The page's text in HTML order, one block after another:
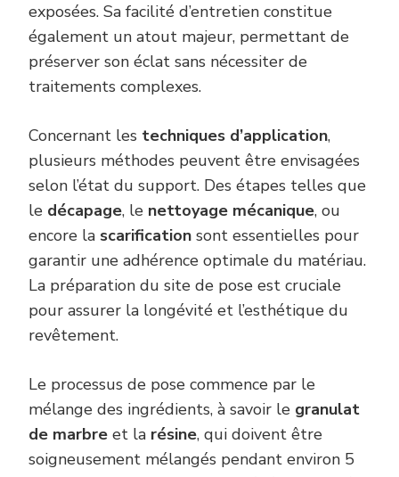
exposées. Sa facilité d’entretien constitue
également un atout majeur, permettant de
préserver son éclat sans nécessiter de
traitements complexes.
Concernant les techniques d’application,
plusieurs méthodes peuvent être envisagées
selon l’état du support. Des étapes telles que
le décapage, le nettoyage mécanique, ou
encore la scarification sont essentielles pour
garantir une adhérence optimale du matériau.
La préparation du site de pose est cruciale
pour assurer la longévité et l’esthétique du
revêtement.
Le processus de pose commence par le
mélange des ingrédients, à savoir le granulat
de marbre et la résine, qui doivent être
soigneusement mélangés pendant environ 5